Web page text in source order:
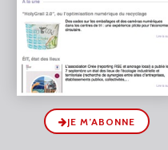
JE M’ABONNE